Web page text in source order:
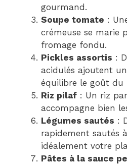
gourmand.
Soupe tomate :
crémeuse se marie
fromage fondu.
Pickles assortis :
acidulés ajoutent
équilibre le goût du
Riz pilaf : Un riz
accompagne bien
Légumes sautés :
rapidement sautés
idéalement votre
Pâtes à la sauce